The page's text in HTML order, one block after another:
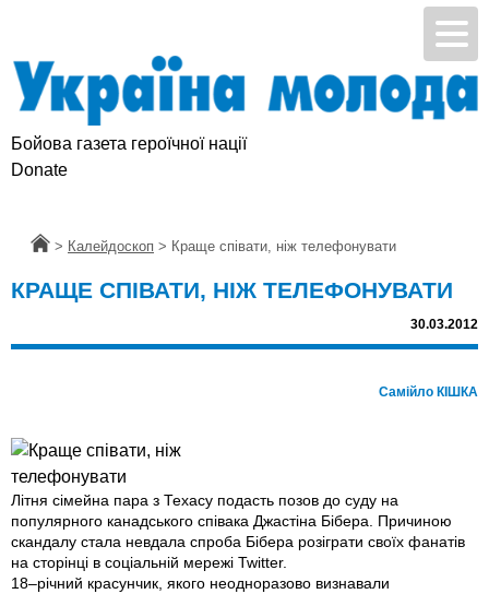
Бойова газета героїчної нації
Donate
Головна
> Калейдоскоп > Краще співати, ніж телефонувати
КРАЩЕ СПІВАТИ, НІЖ ТЕЛЕФОНУВАТИ
30.03.2012
Самійло КІШКА
Літня сімейна пара з Техасу подасть позов до суду на
популярного канадського співака Джастіна Бібера. Причиною
скандалу стала невдала спроба Бібера розіграти своїх фанатів
на сторінці в соціальній мережі Twitter.
18–річний красунчик, якого неодноразово визнавали